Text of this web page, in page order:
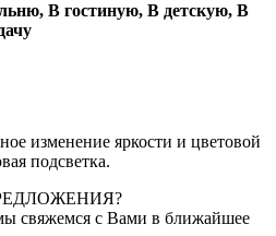
В гостиную, В детскую, В
изменение яркости и цветовой
подсветка.
свяжемся с Вами в ближайшее